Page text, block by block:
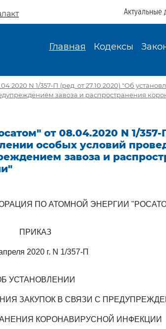
Актуальные
Главная Кодексы
N 1/357-П (ред. от 27.10.2020) "Об
завоза и распространения
от 08.04.2020 N 1/357-
особых условий
завоза и
ПО АТОМНОЙ ЭНЕРГИИ
ПРИКАЗ
2020 г. N 1/357-П
УСТАНОВЛЕНИИ
ЗАКУПОК В СВЯЗИ С
КОРОНАВИРУСНОЙ ИНФЕКЦИИ